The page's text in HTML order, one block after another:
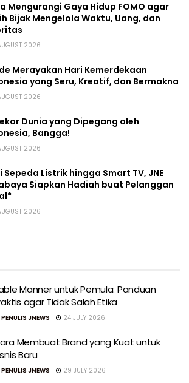
Mengurangi Gaya Hidup FOMO agar
Bijak Mengelola Waktu, Uang, dan
2026
Merayakan Hari Kemerdekaan
yang Seru, Kreatif, dan Bermakna
2026
Dunia yang Dipegang oleh
Bangga!
2026
Sepeda Listrik hingga Smart TV, JNE
Siapkan Hadiah buat Pelanggan
2026
Manner untuk Pemula: Panduan
agar Tidak Salah Etika
PENULIS JNEWS 24 JULY 2026
Membuat Brand yang Kuat untuk
Baru
PENULIS JNEWS 29 JULY 2026